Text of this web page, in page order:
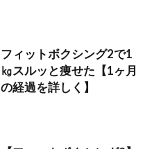
フィットボクシング2で1
㎏スルッと痩せた【1ヶ月
の経過を詳しく】